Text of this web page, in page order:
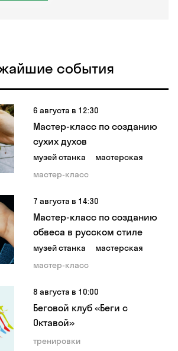
события
6 августа в 12:30
Мастер-класс по созданию
сухих духов
музей станка
мастерская
мастер-класс
7 августа в 14:30
Мастер-класс по созданию
обвеса в русском стиле
музей станка
мастерская
мастер-класс
8 августа в 10:00
Беговой клуб «Беги с
Октавой»
тренировки